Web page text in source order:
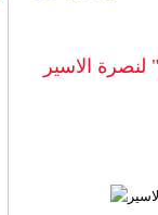
الاسير